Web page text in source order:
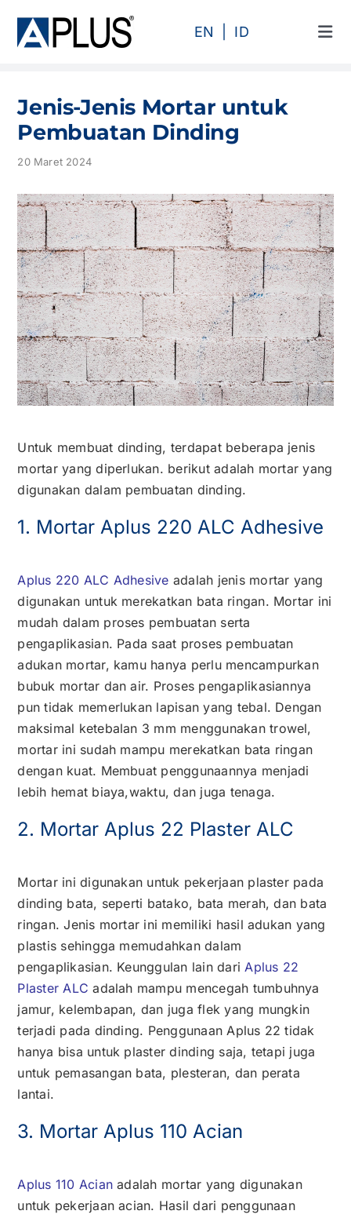
content
EN ID
Area
Kategori
Profil
Proyek
Artikel
Kontak
Jenis-Jenis Mortar untuk
Pembuatan Dinding
20 Maret 2024
Untuk membuat dinding, terdapat beberapa jenis
mortar yang diperlukan. berikut adalah mortar yang
digunakan dalam pembuatan dinding.
1. Mortar Aplus 220 ALC Adhesive
Aplus 220 ALC Adhesive adalah jenis mortar yang
digunakan untuk merekatkan bata ringan. Mortar ini
mudah dalam proses pembuatan serta
pengaplikasian. Pada saat proses pembuatan
adukan mortar, kamu hanya perlu mencampurkan
bubuk mortar dan air. Proses pengaplikasiannya
pun tidak memerlukan lapisan yang tebal. Dengan
maksimal ketebalan 3 mm menggunakan trowel,
mortar ini sudah mampu merekatkan bata ringan
dengan kuat. Membuat penggunaannya menjadi
lebih hemat biaya,waktu, dan juga tenaga.
2. Mortar Aplus 22 Plaster ALC
Mortar ini digunakan untuk pekerjaan plaster pada
dinding bata, seperti batako, bata merah, dan bata
ringan. Jenis mortar ini memiliki hasil adukan yang
plastis sehingga memudahkan dalam
pengaplikasian. Keunggulan lain dariAplus 22
Plaster ALC adalah mampu mencegah tumbuhnya
jamur, kelembapan, dan juga flek yang mungkin
terjadi pada dinding. Penggunaan Aplus 22 tidak
hanya bisa untuk plaster dinding saja, tetapi juga
untuk pemasangan bata, plesteran, dan perata
lantai.
3. Mortar Aplus 110 Acian
Aplus 110 Acian adalah mortar yang digunakan
untuk pekerjaan acian. Hasil dari penggunaan